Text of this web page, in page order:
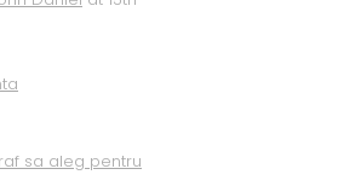
sa aleg pentru